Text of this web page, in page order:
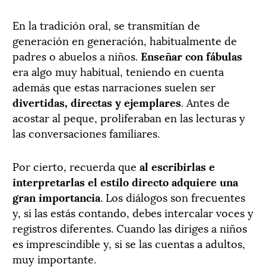
En la tradición oral, se transmitían de
generación en generación, habitualmente de
padres o abuelos a niños.Enseñar con fábulas
era algo muy habitual, teniendo en cuenta
además que estas narraciones suelen ser
divertidas, directas y ejemplares. Antes de
acostar al peque, proliferaban en las lecturas y
las conversaciones familiares.
Por cierto, recuerda que al escribirlas e
interpretarlas el estilo directo adquiere una
gran importancia. Los diálogos son frecuentes
y, si las estás contando, debes intercalar voces y
registros diferentes. Cuando las diriges a niños
es imprescindible y, si se las cuentas a adultos,
muy importante.